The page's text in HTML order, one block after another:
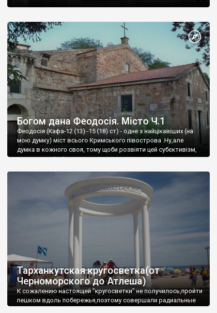
Богом дана Феодосія. Місто Ч.1
Феодосія (Кафа-12 (13) -15 (18) ст) - одне з найцікавіших (на
мою думку) міст всього Кримського півострова .Ну,але
думка в кожного своя, тому щоби розвіяти цей субєктивізм,
запрошую відвідати це
Тарханкутская кругосветка(от
Черноморского до Атлеша)
К сожалению настоящей "кругосветки" не получилось,пройти
пешком вдоль побережья,поэтому совершали радиальные